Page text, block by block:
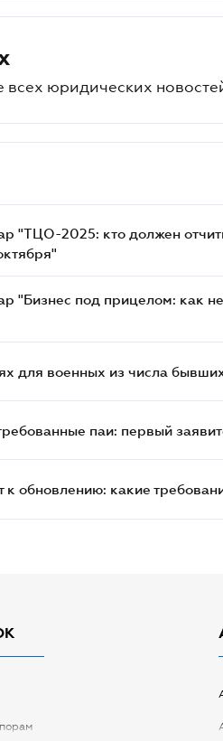
всех юридических
"ТЦО-2025: кто должен
"Бизнес под прицелом: как
для военных из числа
паи: первый
к обновлению: какие